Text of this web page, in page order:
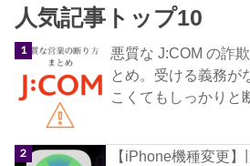
人気記事トップ10
悪質な J:COM の詐
とめ。受ける義務が
こくてもしっかりと
【iPhone機種変更